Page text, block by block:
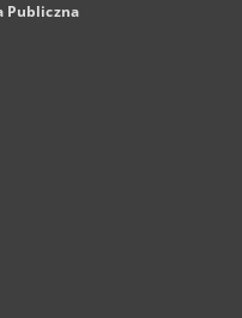
Publiczna